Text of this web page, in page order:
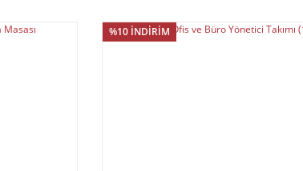
%10 İNDİRİM